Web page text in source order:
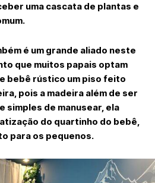
uma cascata de plantas e
é um grande aliado neste
que muitos papais optam
bebê rústico um piso feito
pois a madeira além de ser
de manusear, ela
do quartinho do bebê,
para os pequenos.